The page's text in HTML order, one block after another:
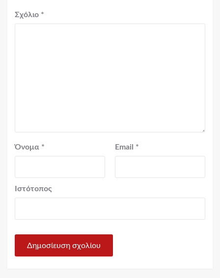
Σχόλιο *
Όνομα * Email *
Ιστότοπος